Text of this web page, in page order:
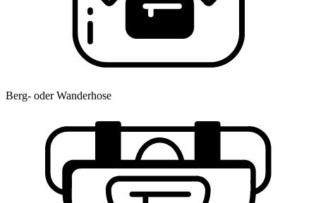
Berg- oder Wanderhose